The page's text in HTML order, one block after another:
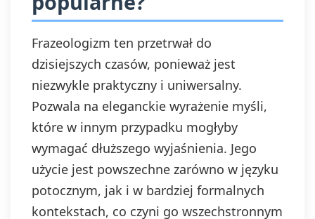
Frazeologizm ten przetrwał do
dzisiejszych czasów, ponieważ jest
niezwykle praktyczny i uniwersalny.
Pozwala na eleganckie wyrażenie myśli,
które w innym przypadku mogłyby
wymagać dłuższego wyjaśnienia. Jego
użycie jest powszechne zarówno w języku
potocznym, jak i w bardziej formalnych
kontekstach, co czyni go wszechstronnym